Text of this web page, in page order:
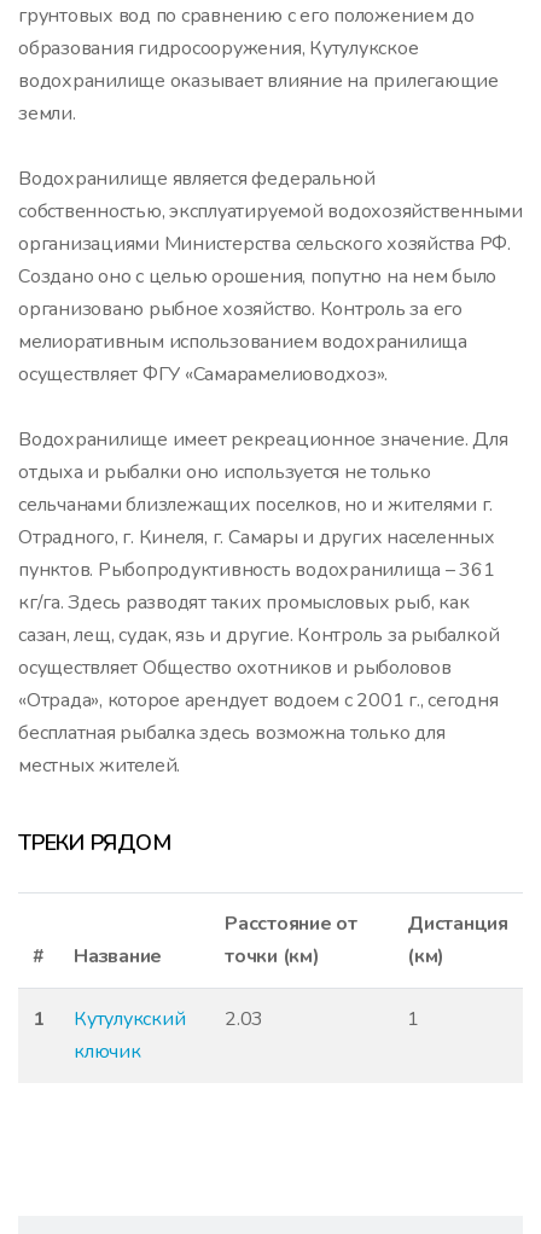
грунтовых вод по сравнению с его положением до
образования гидросооружения, Кутулукское
водохранилище оказывает влияние на прилегающие
земли.
Водохранилище является федеральной
собственностью, эксплуатируемой водохозяйственными
организациями Министерства сельского хозяйства РФ.
Создано оно с целью орошения, попутно на нем было
организовано рыбное хозяйство. Контроль за его
мелиоративным использованием водохранилища
осуществляет ФГУ «Самарамелиоводхоз».
Водохранилище имеет рекреационное значение. Для
отдыха и рыбалки оно используется не только
сельчанами близлежащих поселков, но и жителями г.
Отрадного, г. Кинеля, г. Самары и других населенных
пунктов. Рыбопродуктивность водохранилища – 361
кг/га. Здесь разводят таких промысловых рыб, как
сазан, лещ, судак, язь и другие. Контроль за рыбалкой
осуществляет Общество охотников и рыболовов
«Отрада», которое арендует водоем с 2001 г., сегодня
бесплатная рыбалка здесь возможна только для
местных жителей.
ТРЕКИ РЯДОМ
# Название
Расстояние от
точки (км)
Дистанция
(км)
1
Кутулукский
ключик
2.03 1